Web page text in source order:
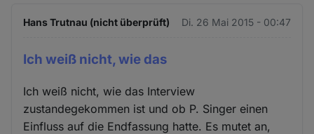
Hans Trutnau (nicht überprüft) Di. 26 Mai 2015 - 00:47
Ich weiß nicht, wie das
Ich weiß nicht, wie das Interview
zustandegekommen ist und ob P. Singer einen
Einfluss auf die Endfassung hatte. Es mutet an,